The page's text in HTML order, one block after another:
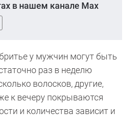
в нашем канале Max
у мужчин могут быть
раз в неделю
волосков, другие,
к вечеру покрываются
и количества зависит и